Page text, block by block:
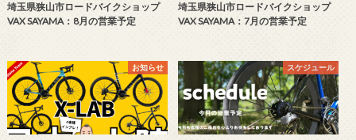
埼玉県狭山市ロードバイクショップ
VAX SAYAMA：8月の営業予定
埼玉県狭山市ロードバイクショップ
VAX SAYAMA：7月の営業予定
お知らせ スケジュール